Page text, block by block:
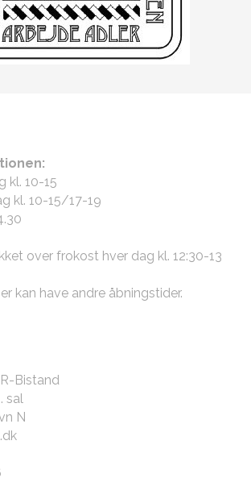
kl. 10-15
kl. 10-15/17-19
over frokost hver dag kl. 12:30-13
kan have andre åbningstider.
Bistand
sal
N